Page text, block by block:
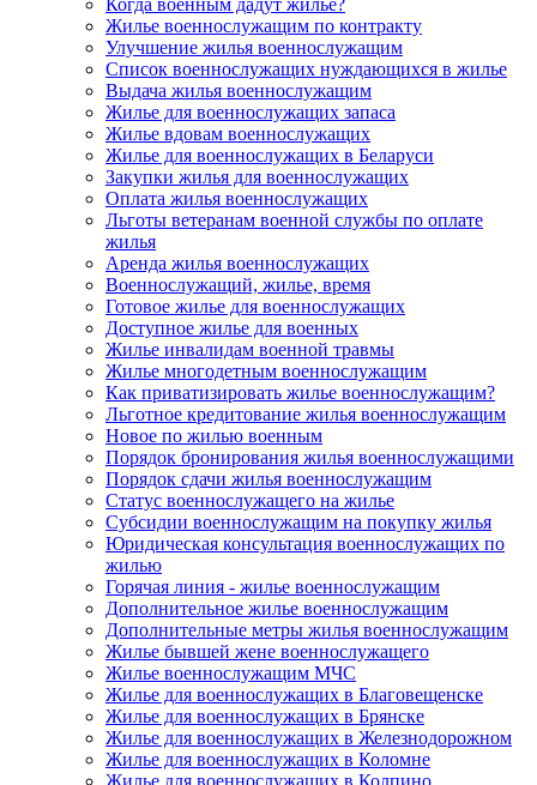
Когда военным дадут жилье?
Жилье военнослужащим по контракту
Улучшение жилья военнослужащим
Список военнослужащих нуждающихся в жилье
Выдача жилья военнослужащим
Жилье для военнослужащих запаса
Жилье вдовам военнослужащих
Жилье для военнослужащих в Беларуси
Закупки жилья для военнослужащих
Оплата жилья военнослужащих
Льготы ветеранам военной службы по оплате
жилья
Аренда жилья военнослужащих
Военнослужащий, жилье, время
Готовое жилье для военнослужащих
Доступное жилье для военных
Жилье инвалидам военной травмы
Жилье многодетным военнослужащим
Как приватизировать жилье военнослужащим?
Льготное кредитование жилья военнослужащим
Новое по жилью военным
Порядок бронирования жилья военнослужащими
Порядок сдачи жилья военнослужащим
Статус военнослужащего на жилье
Субсидии военнослужащим на покупку жилья
Юридическая консультация военнослужащих по
жилью
Горячая линия - жилье военнослужащим
Дополнительное жилье военнослужащим
Дополнительные метры жилья военнослужащим
Жилье бывшей жене военнослужащего
Жилье военнослужащим МЧС
Жилье для военнослужащих в Благовещенске
Жилье для военнослужащих в Брянске
Жилье для военнослужащих в Железнодорожном
Жилье для военнослужащих в Коломне
Жилье для военнослужащих в Колпино